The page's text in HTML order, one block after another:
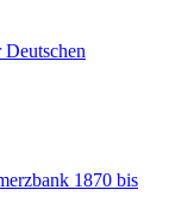
1870 bis